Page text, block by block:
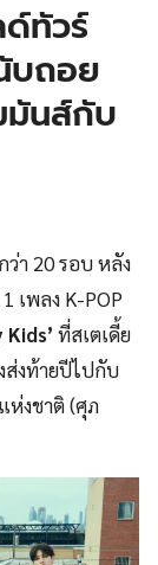
ด์ทัวร์
บถอย
มันส์กับ
ว่า 20 รอบ หลัง
เพลง K-POP
Kids’ ที่สเตเดี้ย
ส่งท้ายปีไปกับ
ห่งชาติ (ศุภ